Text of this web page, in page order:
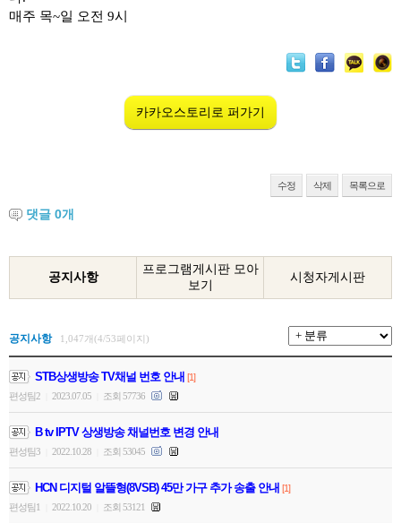
매주 목~일 오전 9시
카카오스토리로 퍼가기
수정 삭제 목록으로
댓글 0개
공지사항
프로그램게시판 모아
보기
시청자게시판
공지사항 1,047개(4/53페이지)
STB상생방송 TV채널 번호 안내 [1]
편성팀2
2023.07.05 조회 57736
B tv IPTV 상생방송 채널번호 변경 안내
편성팀3 2022.10.28 조회 53045
HCN 디지털 알뜰형(8VSB) 45만 가구 추가 송출 안내 [1]
편성팀1
2022.10.20 조회 53121